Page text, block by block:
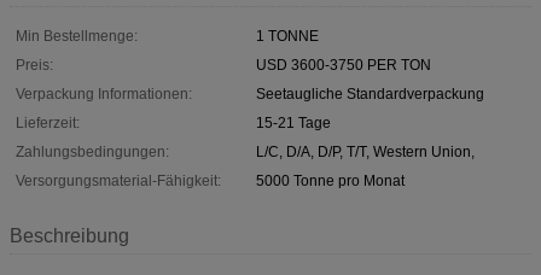
Min Bestellmenge:
1 TONNE
Preis:
USD 3600-3750 PER TON
Verpackung Informationen:
Seetaugliche Standardverpackung
Lieferzeit:
15-21 Tage
Zahlungsbedingungen:
L/C, D/A, D/P, T/T, Western Union,
Versorgungsmaterial-Fähigkeit:
5000 Tonne pro Monat
Beschreibung